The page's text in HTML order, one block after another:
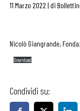
11 Marzo 2022 | di
Nicolò Giangrande,
Download
Condividi su: